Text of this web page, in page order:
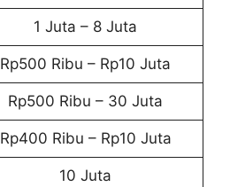
1 Juta – 8 Juta
Rp500 Ribu – Rp10 Juta
Rp500 Ribu – 30 Juta
Rp400 Ribu – Rp10 Juta
10 Juta